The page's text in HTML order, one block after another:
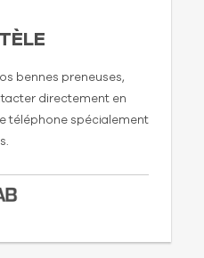
bennes preneuses,
directement en
téléphone spécialement